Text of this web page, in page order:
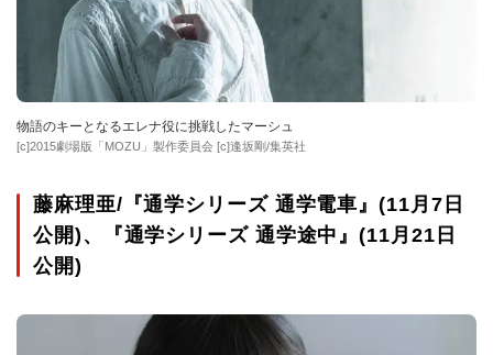
物語のキーとなるエレナ役に挑戦したマーシュ
[c]2015劇場版「MOZU」製作委員会 [c]逢坂剛/集英社
藤麻理亜/『通学シリーズ 通学電車』(11月7日
公開)、『通学シリーズ 通学途中』(11月21日
公開)